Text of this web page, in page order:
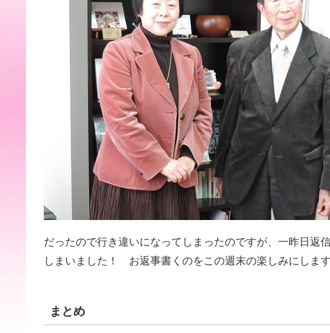
だったので行き違いになってしまったのですが、一昨日返
しまいました！ お返事書くのをこの週末の楽しみにします
まとめ